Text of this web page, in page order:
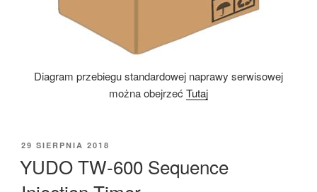
Diagram przebiegu standardowej naprawy serwisowej
można obejrzeć Tutaj
OPUBLIKOWANE
29 SIERPNIA 2018
YUDO TW-600 Sequence